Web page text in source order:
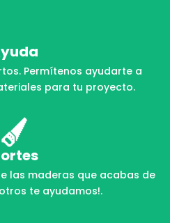
Permítenos ayudarte a
para tu proyecto.
las maderas que acabas de
te ayudamos!.